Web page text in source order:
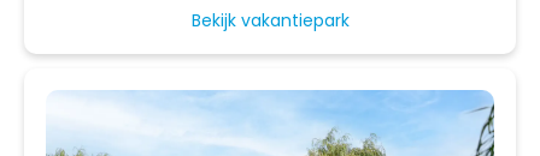
Bekijk vakantiepark